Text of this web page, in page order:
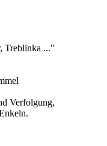
Treblinka ..."
Verfolgung,